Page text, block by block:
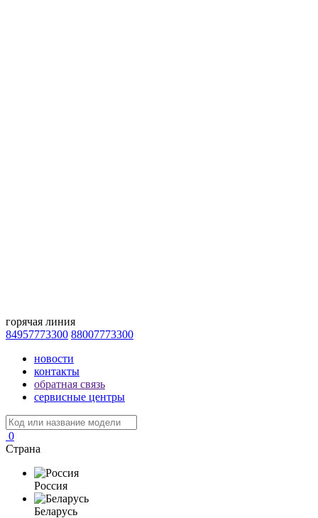
горячая линия
84957773300 88007773300
новости
контакты
обратная связь
сервисные центры
0
Страна
Россия
Беларусь